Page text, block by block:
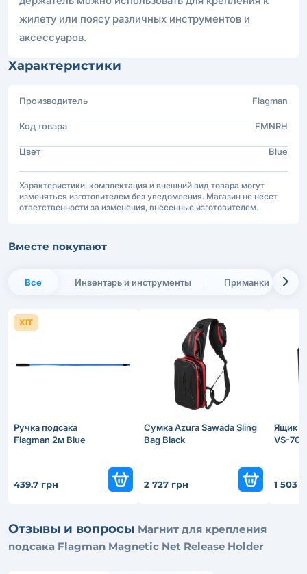
жилету или поясу различных инструментов и
аксессуаров.
Характеристики
Производитель Flagman
Код товара FMNRH
Цвет Blue
Характеристики, комплектация и внешний вид товара могут
изменяться изготовителем без уведомления. Магазин не несет
ответственности за изменения, внесенные изготовителем.
Вместе покупают
Все Инвентарь и инструменты Приманки
ХІТ
Ручка подсака
Flagman 2м Blue
439.7 грн
Сумка Azura Sawada Sling
Bag Black
2 727 грн
Ящик
VS-
1 503
Отзывы и вопросы Магнит для крепления
подсака Flagman Magnetic Net Release Holder